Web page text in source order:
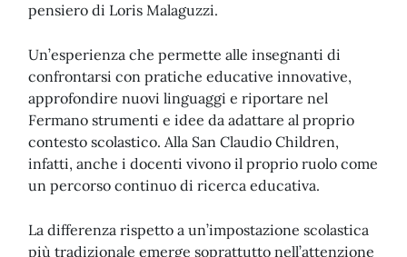
pensiero di Loris Malaguzzi.
Un’esperienza che permette alle insegnanti di
confrontarsi con pratiche educative innovative,
approfondire nuovi linguaggi e riportare nel
Fermano strumenti e idee da adattare al proprio
contesto scolastico. Alla San Claudio Children,
infatti, anche i docenti vivono il proprio ruolo come
un percorso continuo di ricerca educativa.
La differenza rispetto a un’impostazione scolastica
più tradizionale emerge soprattutto nell’attenzione